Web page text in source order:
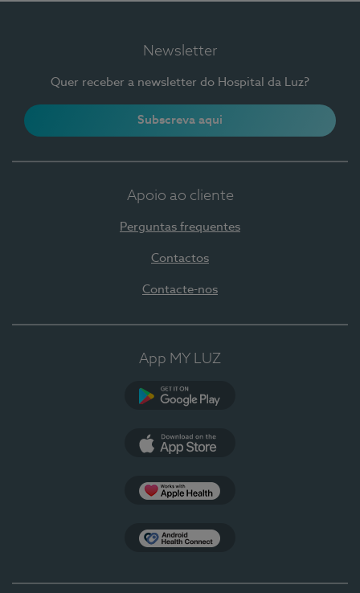
Newsletter
Quer receber a newsletter do Hospital da Luz?
Subscreva aqui
Apoio ao cliente
Perguntas frequentes
Contactos
Contacte-nos
App MY LUZ